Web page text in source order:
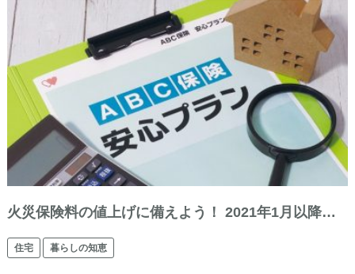
火災保険料の値上げに備えよう！ 2021年1月以降…
住宅 暮らしの知恵